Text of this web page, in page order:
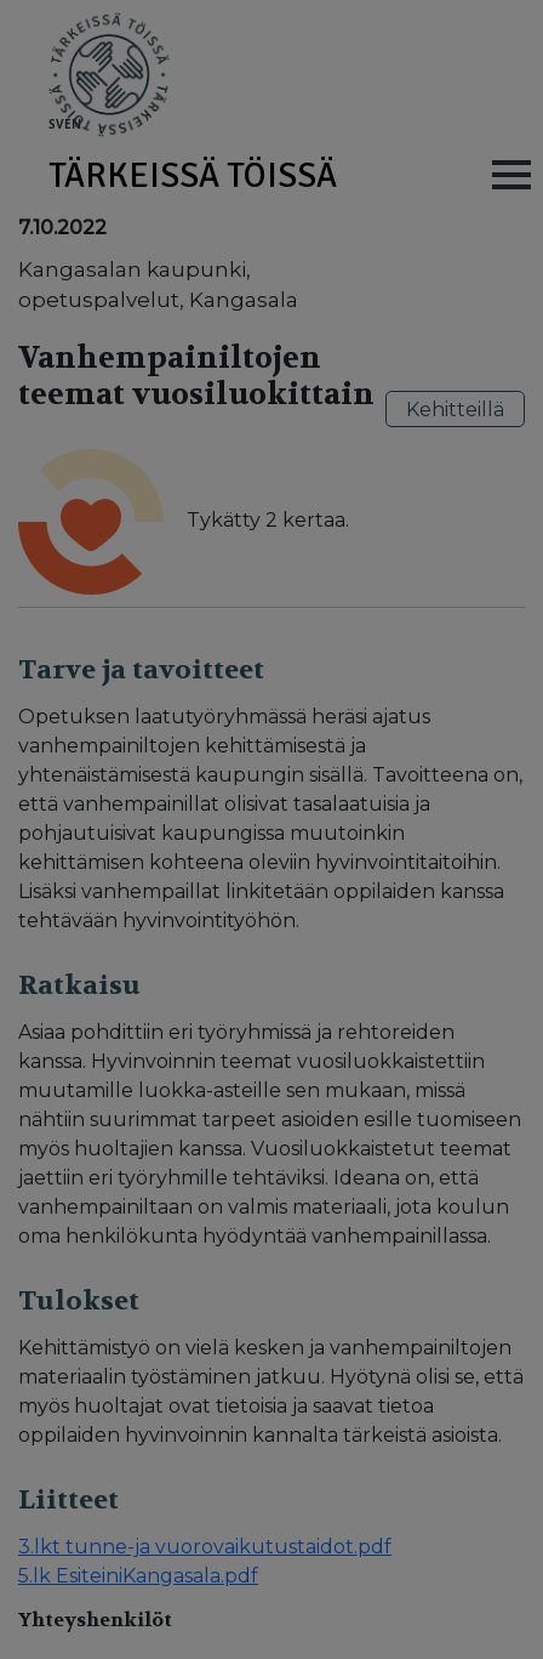
SVEN
TÄRKEISSÄ TÖISSÄ Main
7.10.2022
Kangasalan kaupunki,
opetuspalvelut, Kangasala
Vanhempainiltojen
teemat vuosiluokittain
Tykätty 2 kertaa.
Kehitteillä
Tarve ja tavoitteet
Opetuksen laatutyöryhmässä heräsi ajatus
vanhempainiltojen kehittämisestä ja
yhtenäistämisestä kaupungin sisällä. Tavoitteena on,
että vanhempainillat olisivat tasalaatuisia ja
pohjautuisivat kaupungissa muutoinkin
kehittämisen kohteena oleviin hyvinvointitaitoihin.
Lisäksi vanhempaillat linkitetään oppilaiden kanssa
tehtävään hyvinvointityöhön.
Ratkaisu
Asiaa pohdittiin eri työryhmissä ja rehtoreiden
kanssa. Hyvinvoinnin teemat vuosiluokkaistettiin
muutamille luokka-asteille sen mukaan, missä
nähtiin suurimmat tarpeet asioiden esille tuomiseen
myös huoltajien kanssa. Vuosiluokkaistetut teemat
jaettiin eri työryhmille tehtäviksi. Ideana on, että
vanhempainiltaan on valmis materiaali, jota koulun
oma henkilökunta hyödyntää vanhempainillassa.
Tulokset
Kehittämistyö on vielä kesken ja vanhempainiltojen
materiaalin työstäminen jatkuu. Hyötynä olisi se, että
myös huoltajat ovat tietoisia ja saavat tietoa
oppilaiden hyvinvoinnin kannalta tärkeistä asioista.
Liitteet
3.lkt tunne-ja vuorovaikutustaidot.pdf
5.lk EsiteiniKangasala.pdf
Yhteyshenkilöt